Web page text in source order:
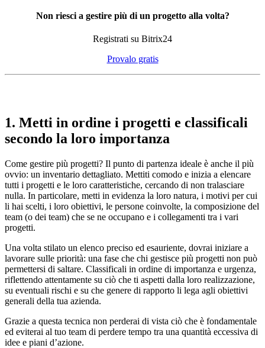
Non riesci a gestire più di un progetto alla volta?
Registrati su Bitrix24
Provalo gratis
1. Metti in ordine i progetti e classificali
secondo la loro importanza
Come gestire più progetti? Il punto di partenza ideale è anche il più
ovvio: un inventario dettagliato. Mettiti comodo e inizia a elencare
tutti i progetti e le loro caratteristiche, cercando di non tralasciare
nulla. In particolare, metti in evidenza la loro natura, i motivi per cui
li hai scelti, i loro obiettivi, le persone coinvolte, la composizione del
team (o dei team) che se ne occupano e i collegamenti tra i vari
progetti.
Una volta stilato un elenco preciso ed esauriente, dovrai iniziare a
lavorare sulle priorità: una fase che chi gestisce più progetti non può
permettersi di saltare. Classificali in ordine di importanza e urgenza,
riflettendo attentamente su ciò che ti aspetti dalla loro realizzazione,
su eventuali rischi e su che genere di rapporto li lega agli obiettivi
generali della tua azienda.
Grazie a questa tecnica non perderai di vista ciò che è fondamentale
ed eviterai al tuo team di perdere tempo tra una quantità eccessiva di
idee e piani d’azione.